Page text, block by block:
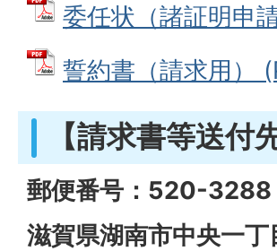
委任状（諸証明申
誓約書（請求用）
【請求書等送付
郵便番号：520-3288
滋賀県湖南市中央一丁